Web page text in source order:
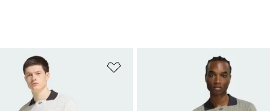
Lägg till på önskelistan